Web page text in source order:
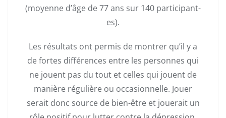
(moyenne d’âge de 77 ans sur 140 participant-
es).
Les résultats ont permis de montrer qu’il y a
de fortes différences entre les personnes qui
ne jouent pas du tout et celles qui jouent de
manière régulière ou occasionnelle. Jouer
serait donc source de bien-être et jouerait un